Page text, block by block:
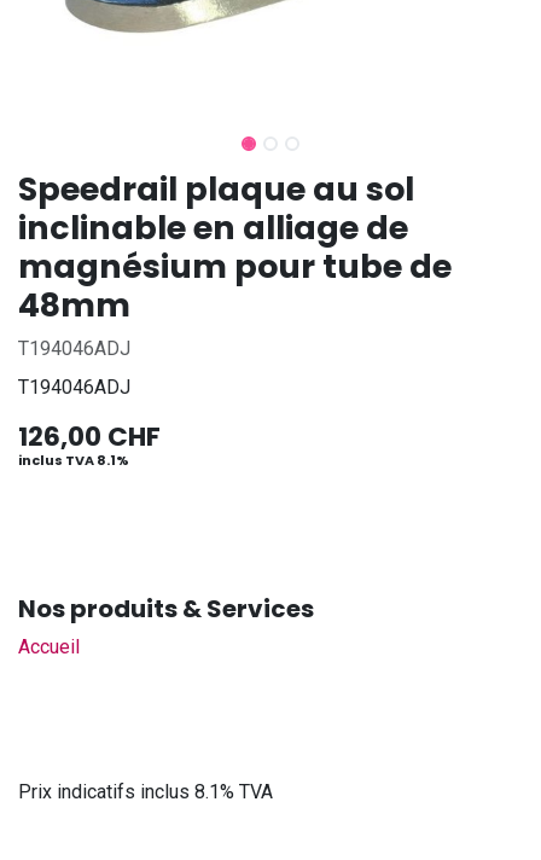
Speedrail plaque au sol
inclinable en alliage de
magnésium pour tube de
48mm
T194046ADJ
T194046ADJ
126,00 CHF
inclus TVA 8.1%
Nos produits & Services
Accueil
Prix indicatifs inclus 8.1% TVA